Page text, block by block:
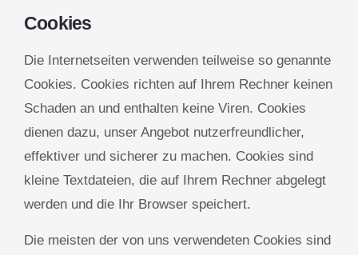
Cookies
Die Internetseiten verwenden teilweise so genannte
Cookies. Cookies richten auf Ihrem Rechner keinen
Schaden an und enthalten keine Viren. Cookies
dienen dazu, unser Angebot nutzerfreundlicher,
effektiver und sicherer zu machen. Cookies sind
kleine Textdateien, die auf Ihrem Rechner abgelegt
werden und die Ihr Browser speichert.
Die meisten der von uns verwendeten Cookies sind